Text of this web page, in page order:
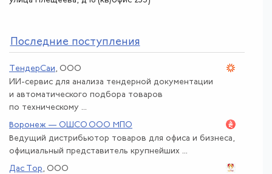
Последние поступления
ТендерСаи , ООО
ИИ-сервис для анализа тендерной документации
и автоматического подбора товаров
по техническому ...
Воронеж — ОШСО ООО МПО
Ведущий дистрибьютор товаров для офиса и бизнеса,
официальный представитель крупнейших ...
Дас Тор , ООО